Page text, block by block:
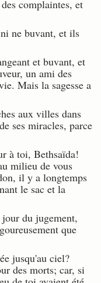
complaintes, et
ne buvant, et ils
et buvant, et
un ami des
Mais la sagesse a
aux villes dans
ses miracles, parce
à toi, Bethsaïda!
milieu de vous
il y a longtemps
le sac et la
du jugement,
que
jusqu'au ciel?
des morts; car, si